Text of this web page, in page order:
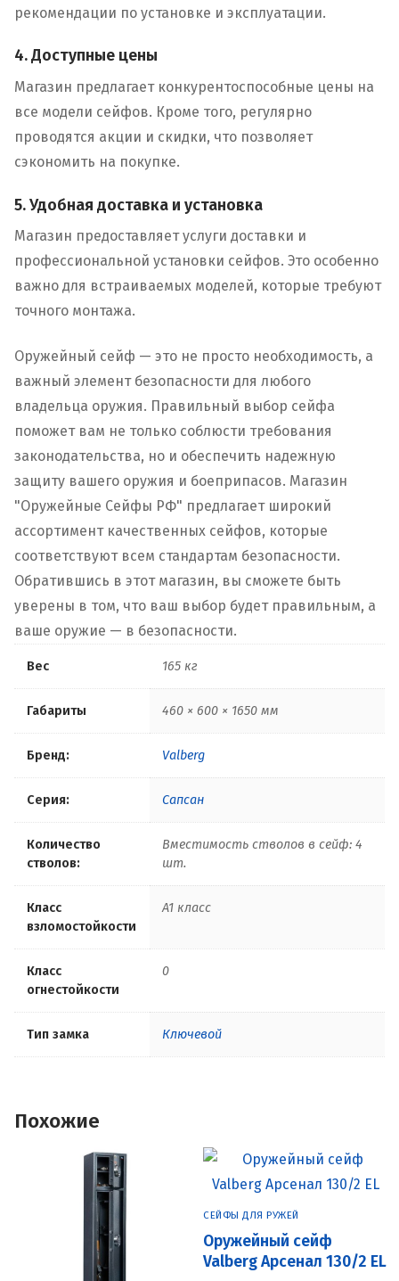
рекомендации по установке и эксплуатации.
4. Доступные цены
Магазин предлагает конкурентоспособные цены на
все модели сейфов. Кроме того, регулярно
проводятся акции и скидки, что позволяет
сэкономить на покупке.
5. Удобная доставка и установка
Магазин предоставляет услуги доставки и
профессиональной установки сейфов. Это особенно
важно для встраиваемых моделей, которые требуют
точного монтажа.
Оружейный сейф — это не просто необходимость, а
важный элемент безопасности для любого
владельца оружия. Правильный выбор сейфа
поможет вам не только соблюсти требования
законодательства, но и обеспечить надежную
защиту вашего оружия и боеприпасов. Магазин
"Оружейные Сейфы РФ" предлагает широкий
ассортимент качественных сейфов, которые
соответствуют всем стандартам безопасности.
Обратившись в этот магазин, вы сможете быть
уверены в том, что ваш выбор будет правильным, а
ваше оружие — в безопасности.
Вес 165 кг
Габариты 460 × 600 × 1650 мм
Бренд: Valberg
Серия: Сапсан
Количество
стволов:
Вместимость стволов в сейф: 4
шт.
Класс
взломостойкости
A1 класс
Класс
огнестойкости
0
Тип замка Ключевой
Похожие
СЕЙФЫ ДЛЯ РУЖЕЙ
Оружейный сейф
Valberg Арсенал 130/2 EL